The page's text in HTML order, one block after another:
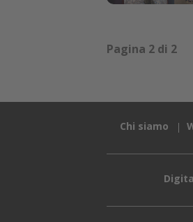
Pagina 2 di 2
Chi siamo